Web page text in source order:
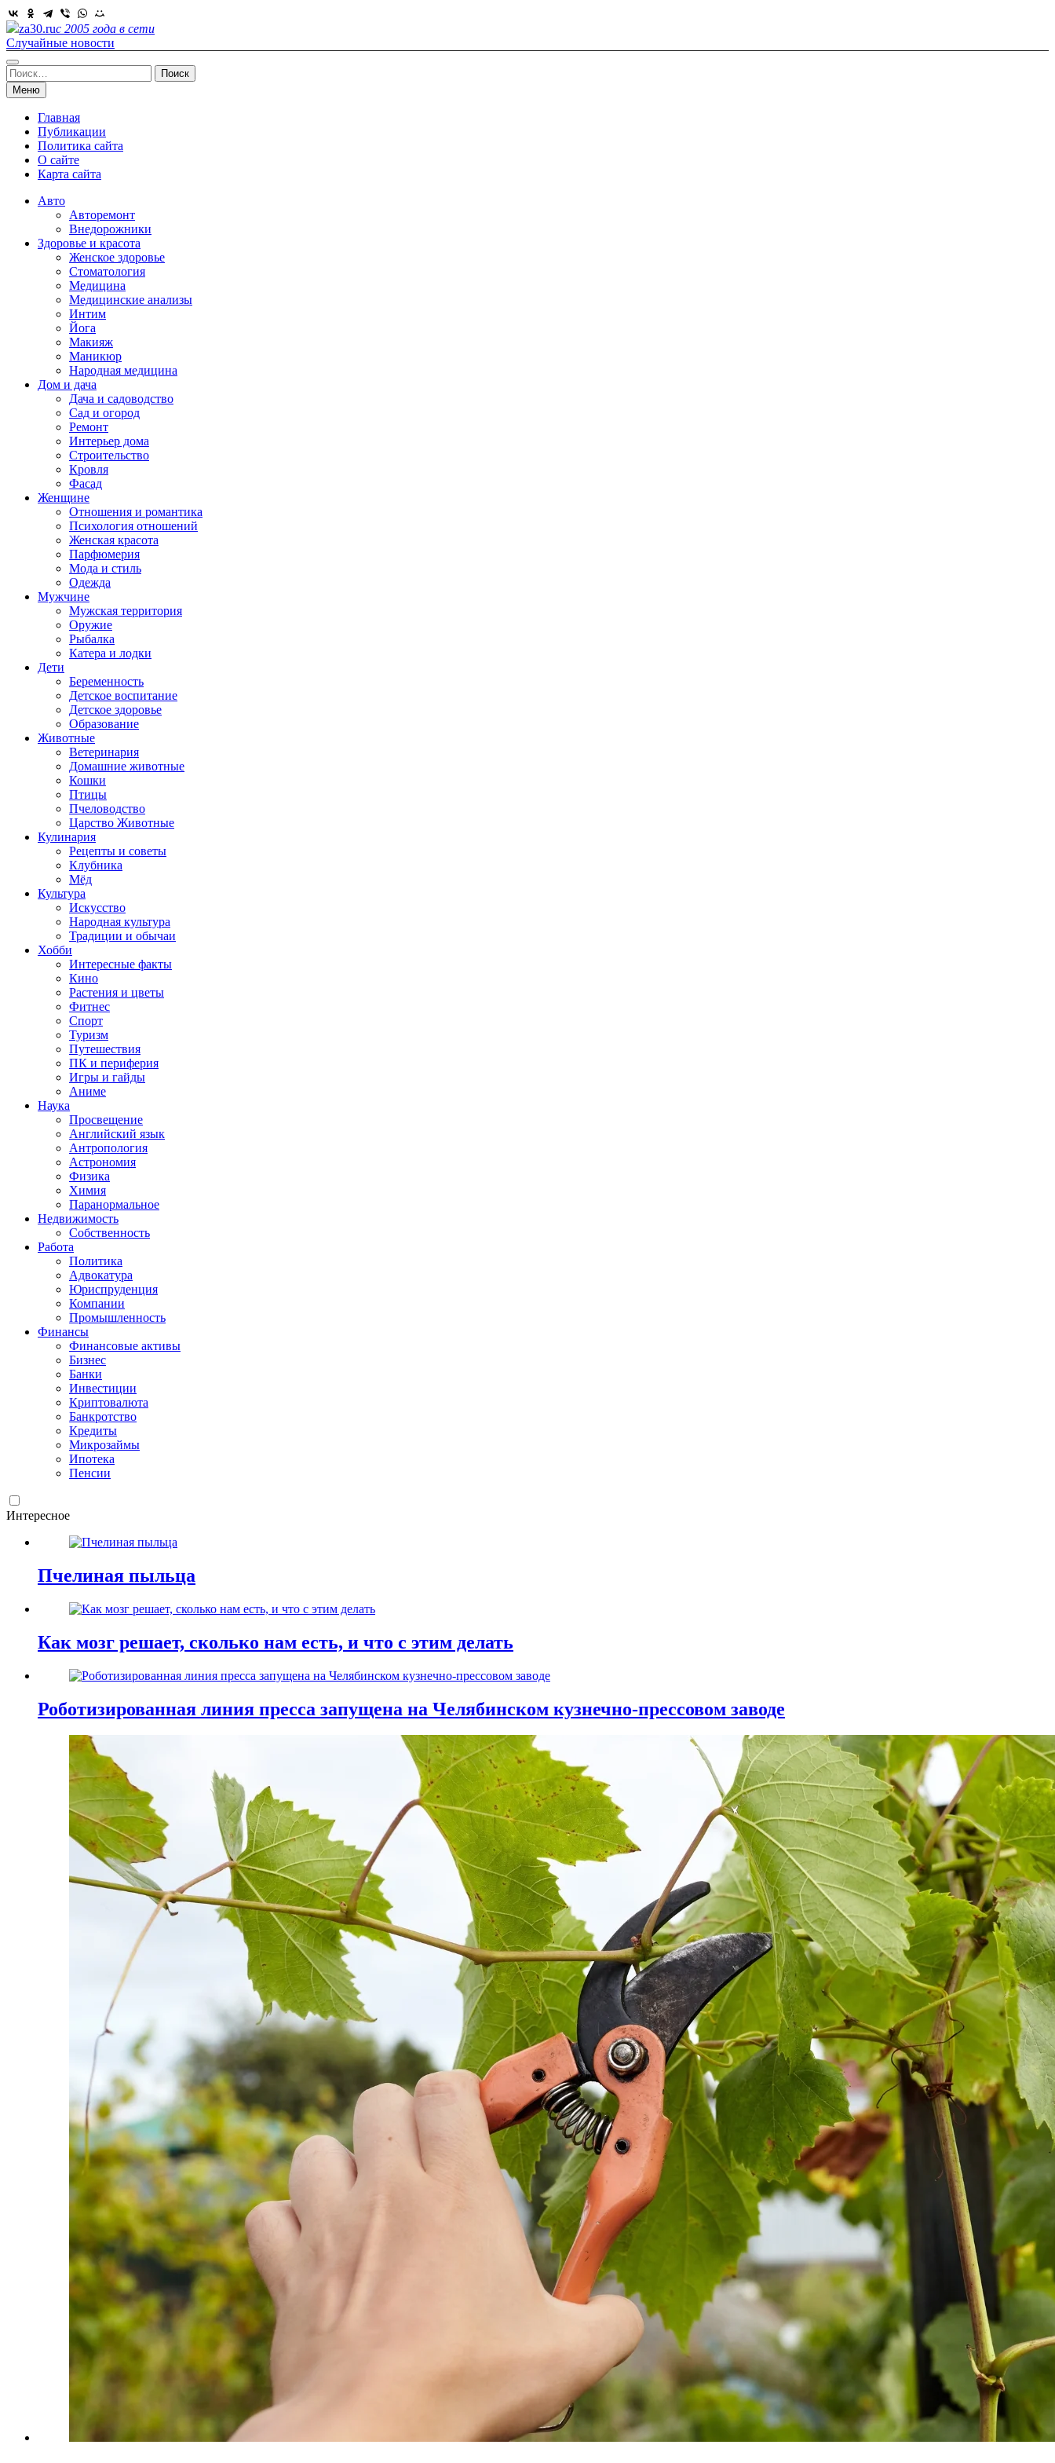
Skip
to
content
za30.ruс 2005 года в сети
Случайные новости
Найти:
Меню
Главная
Публикации
Политика сайта
О сайте
Карта сайта
Авто
Авторемонт
Внедорожники
Здоровье и красота
Женское здоровье
Стоматология
Медицина
Медицинские анализы
Интим
Йога
Макияж
Маникюр
Народная медицина
Дом и дача
Дача и садоводство
Сад и огород
Ремонт
Интерьер дома
Строительство
Кровля
Фасад
Женщине
Отношения и романтика
Психология отношений
Женская красота
Парфюмерия
Мода и стиль
Одежда
Мужчине
Мужская территория
Оружие
Рыбалка
Катера и лодки
Дети
Беременность
Детское воспитание
Детское здоровье
Образование
Животные
Ветеринария
Домашние животные
Кошки
Птицы
Пчеловодство
Царство Животные
Кулинария
Рецепты и советы
Клубника
Мёд
Культура
Искусство
Народная культура
Традиции и обычаи
Хобби
Интересные факты
Кино
Растения и цветы
Фитнес
Спорт
Туризм
Путешествия
ПК и периферия
Игры и гайды
Аниме
Наука
Просвещение
Английский язык
Антропология
Астрономия
Физика
Химия
Паранормальное
Недвижимость
Собственность
Работа
Политика
Адвокатура
Юриспруденция
Компании
Промышленность
Финансы
Финансовые активы
Бизнес
Банки
Инвестиции
Криптовалюта
Банкротство
Кредиты
Микрозаймы
Ипотека
Пенсии
Интересное
Пчелиная пыльца
Как мозг решает, сколько нам есть, и что с этим делать
Роботизированная линия пресса запущена на Челябинском кузнечно-прессовом заводе